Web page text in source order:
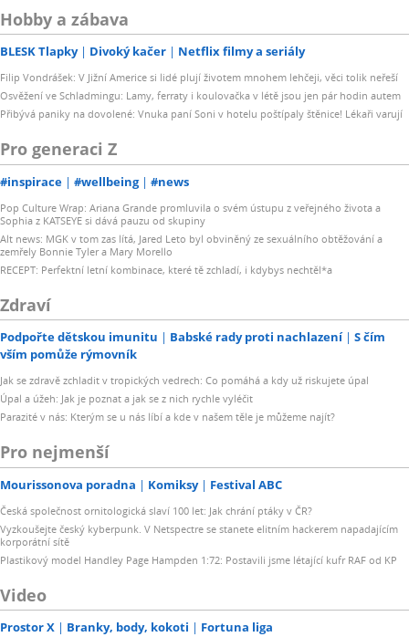
Hobby a zábava
BLESK Tlapky Divoký kačer Netflix filmy a seriály
Filip Vondrášek: V Jižní Americe si lidé plují životem mnohem lehčeji, věci tolik neřeší
Osvěžení ve Schladmingu: Lamy, ferraty i koulovačka v létě jsou jen pár hodin autem
Přibývá paniky na dovolené: Vnuka paní Soni v hotelu poštípaly štěnice! Lékaři varují
Pro generaci Z
#inspirace #wellbeing #news
Pop Culture Wrap: Ariana Grande promluvila o svém ústupu z veřejného života a
Sophia z KATSEYE si dává pauzu od skupiny
Alt news: MGK v tom zas lítá, Jared Leto byl obviněný ze sexuálního obtěžování a
zemřely Bonnie Tyler a Mary Morello
RECEPT: Perfektní letní kombinace, které tě zchladí, i kdybys nechtěl*a
Zdraví
Podpořte dětskou imunitu Babské rady proti nachlazení
S čím
vším pomůže rýmovník
Jak se zdravě zchladit v tropických vedrech: Co pomáhá a kdy už riskujete úpal
Úpal a úžeh: Jak je poznat a jak se z nich rychle vyléčit
Parazité v nás: Kterým se u nás líbí a kde v našem těle je můžeme najít?
Pro nejmenší
Mourissonova poradna Komiksy Festival ABC
Česká společnost ornitologická slaví 100 let: Jak chrání ptáky v ČR?
Vyzkoušejte český kyberpunk. V Netspectre se stanete elitním hackerem napadajícím
korporátní sítě
Plastikový model Handley Page Hampden 1:72: Postavili jsme létající kufr RAF od KP
Video
Prostor X Branky, body, kokoti Fortuna liga